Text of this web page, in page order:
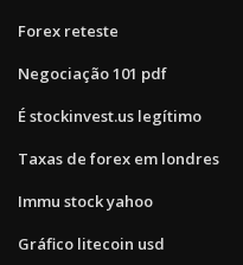
Forex reteste
Negociação 101 pdf
É stockinvest.us legítimo
Taxas de forex em londres
Immu stock yahoo
Gráfico litecoin usd